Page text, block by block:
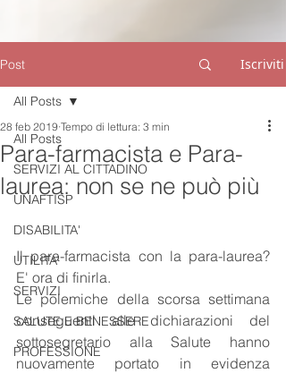
Post Iscriviti
All Posts
SERVIZI AL CITTADINO
UNAFTISP
DISABILITA'
UTILITA'
SERVIZI
SALUTE E BENESSERE
PROFESSIONE
All Posts
Para-farmacista e Para-
laurea: non se ne può più
28 feb 2019 Tempo di lettura: 3 min
Il para-farmacista con la para-laurea?
E' ora di finirla.
Le polemiche della scorsa settimana
conseguenti alle dichiarazioni del
sottosegretario alla Salute hanno
nuovamente portato in evidenza